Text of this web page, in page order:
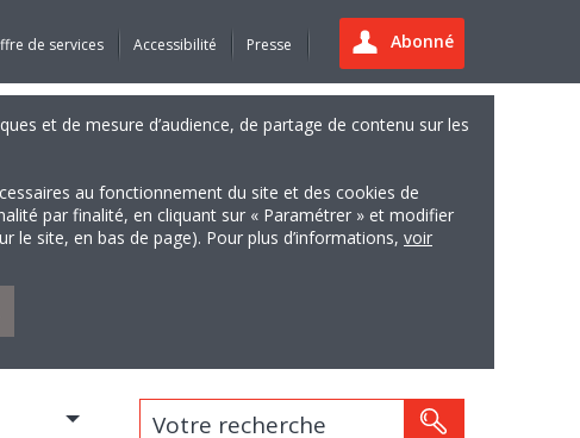
Abonné
de services Accessibilité Presse
et de mesure d’audience, de partage de contenu sur les
au fonctionnement du site et des cookies de
par finalité, en cliquant sur « Paramétrer » et modifier
le site, en bas de page). Pour plus d’informations, voir
Votre recherche